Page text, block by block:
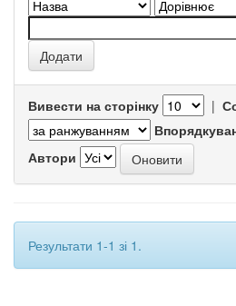
Вивести на сторінку |
Автори
Результати 1-1 зі 1.